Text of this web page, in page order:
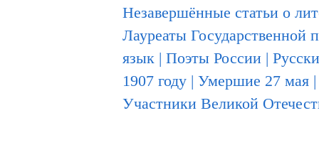
Незавершённые статьи о
Лауреаты
язык | Поэты России |
1907 году | Умершие 27 мая
Участники Великой